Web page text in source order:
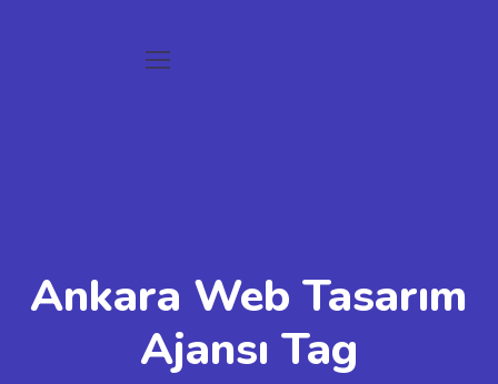
Ankara Web Tasarım
Ajansı Tag